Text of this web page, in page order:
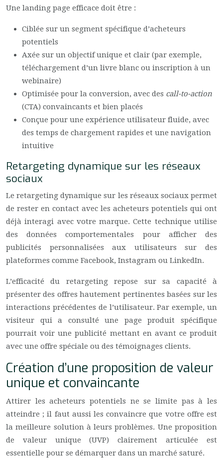
Une landing page efficace doit être :
Ciblée sur un segment spécifique d’acheteurs
potentiels
Axée sur un objectif unique et clair (par exemple,
téléchargement d’un livre blanc ou inscription à un
webinaire)
Optimisée pour la conversion, avec des call-to-action
(CTA) convaincants et bien placés
Conçue pour une expérience utilisateur fluide, avec
des temps de chargement rapides et une navigation
intuitive
Retargeting dynamique sur les réseaux
sociaux
Le retargeting dynamique sur les réseaux sociaux permet
de rester en contact avec les acheteurs potentiels qui ont
déjà interagi avec votre marque. Cette technique utilise
des données comportementales pour afficher des
publicités personnalisées aux utilisateurs sur des
plateformes comme Facebook, Instagram ou LinkedIn.
L’efficacité du retargeting repose sur sa capacité à
présenter des offres hautement pertinentes basées sur les
interactions précédentes de l’utilisateur. Par exemple, un
visiteur qui a consulté une page produit spécifique
pourrait voir une publicité mettant en avant ce produit
avec une offre spéciale ou des témoignages clients.
Création d’une proposition de valeur
unique et convaincante
Attirer les acheteurs potentiels ne se limite pas à les
atteindre ; il faut aussi les convaincre que votre offre est
la meilleure solution à leurs problèmes. Une proposition
de valeur unique (UVP) clairement articulée est
essentielle pour se démarquer dans un marché saturé.